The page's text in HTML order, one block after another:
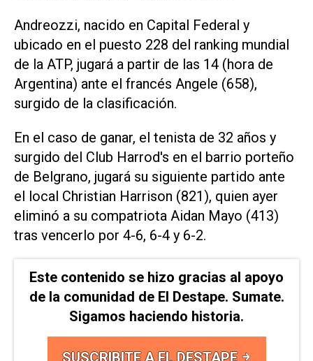
Andreozzi, nacido en Capital Federal y
ubicado en el puesto 228 del ranking mundial
de la ATP, jugará a partir de las 14 (hora de
Argentina) ante el francés Angele (658),
surgido de la clasificación.
En el caso de ganar, el tenista de 32 años y
surgido del Club Harrod's en el barrio porteño
de Belgrano, jugará su siguiente partido ante
el local Christian Harrison (821), quien ayer
eliminó a su compatriota Aidan Mayo (413)
tras vencerlo por 4-6, 6-4 y 6-2.
Este contenido se hizo gracias al apoyo
de la comunidad de El Destape. Sumate.
Sigamos haciendo historia.